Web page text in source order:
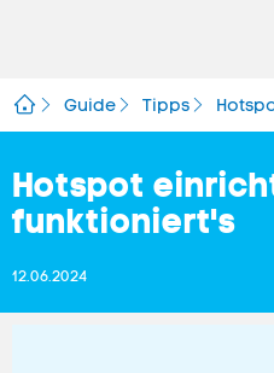
Guide Tipps
Hotspot
funktioniert's
12.06.2024